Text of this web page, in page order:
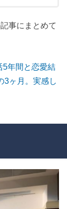
事にまとめて
5年間と恋愛結
3ヶ月。実感し